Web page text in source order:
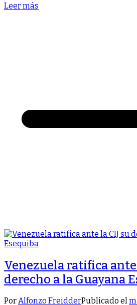
Leer más
Venezuela ratifica ante
derecho a la Guayana
PorAlfonzo FreidderPublicado el